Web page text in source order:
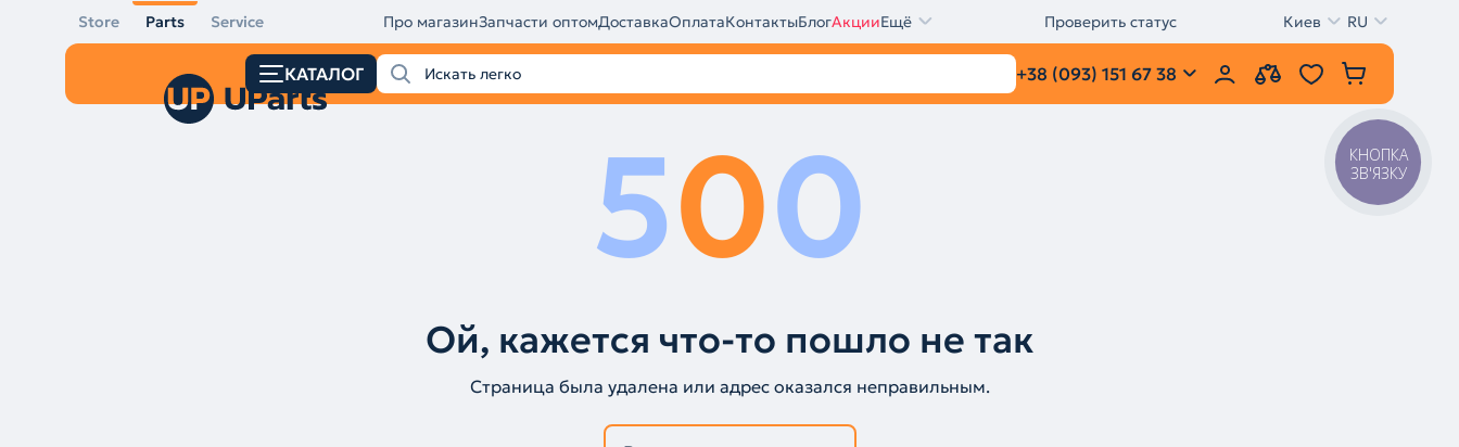
Store Parts Service Про магазинЗапчасти оптомДоставкаОплатаКонтактыБлогАкцииЕщё Проверить статус Киев RU
КАТАЛОГ +38 (093) 151 67 38
500
Ой, кажется что-то пошло не так
Страница была удалена или адрес оказался неправильным.
КНОПКА
ЗВ'ЯЗКУ